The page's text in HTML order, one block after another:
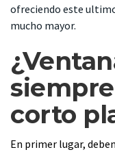
ofreciendo este
mucho mayor.
corto
En primer lugar,